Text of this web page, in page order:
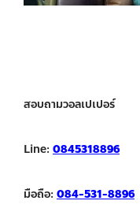
สอบถามวอลเปเปอร์
Line: 0845318896
มือถือ: 084-531-8896